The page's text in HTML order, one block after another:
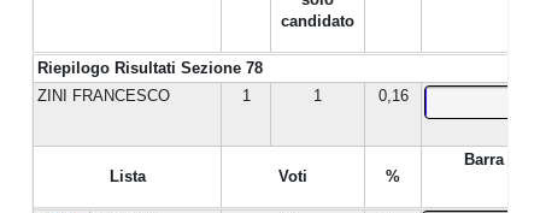
Riepilogo Risultati Sezione 78
candidato
ZINI FRANCESCO 1 1 0,16
Lista Voti %
Barra %